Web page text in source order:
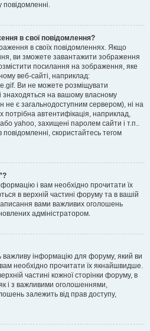
в свої повідомлення?
в своїх повідомленнях. Якщо
ви зможете завантажити зображення
посилання на зображення, яке
веб-сайті, наприклад:
Ви не можете розміщувати
знаходяться на вашому власному
не є загальнодоступним сервером), ні на
автентифікація, наприклад,
yahoo, захищені паролем сайти і т.п..
скористайтесь тегом
і вам необхідно прочитати їх
в верхній частині форуму та в вашій
вами важливих оголошень
адміністратором.
інформацію для форуму, який ви
необхідно прочитати їх якнайшвидше.
частині кожної сторінки форуму, в
і з важливими оголошеннями,
залежить від прав доступу,